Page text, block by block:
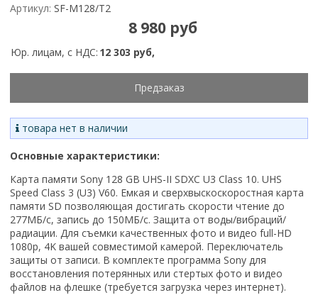
Артикул: SF-M128/T2
8 980 руб
Юр. лицам, с НДС: 12 303 руб,
Предзаказ
товара нет в наличии
Основные характеристики:
Карта памяти Sony 128 GB UHS-II SDXC U3 Class 10. UHS
Speed Class 3 (U3) V60. Емкая и сверхвыскоскоростная карта
памяти SD позволяющая достигать скорости чтение до
277МБ/с, запись до 150МБ/с. Защита от воды/вибраций/
радиации. Для съемки качественных фото и видео full-HD
1080p, 4K вашей совместимой камерой. Переключатель
защиты от записи. В комплекте программа Sony для
восстановления потерянных или стертых фото и видео
файлов на флешке (требуется загрузка через интернет).